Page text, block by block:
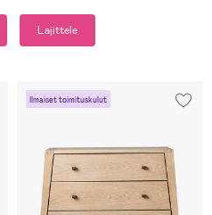
Lajittele
Ilmaiset toimituskulut